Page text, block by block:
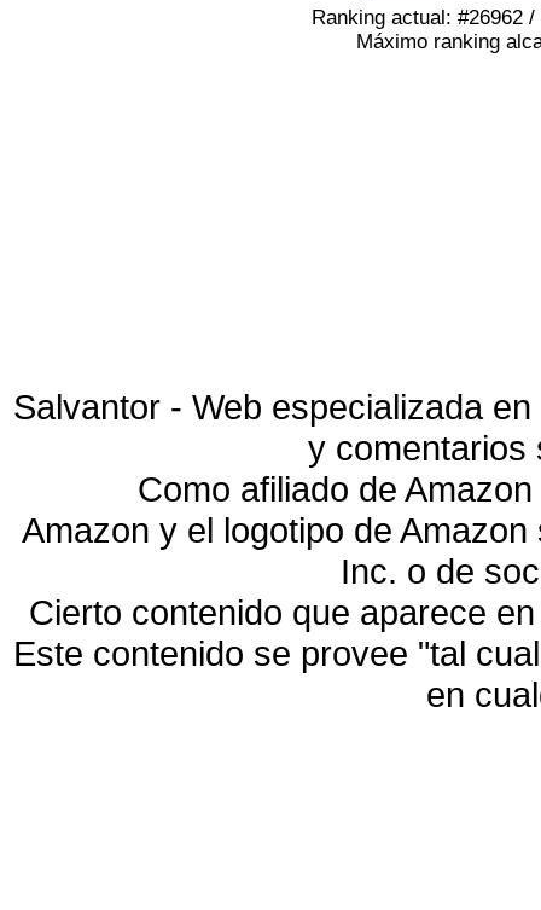
Ranking actual: #26962
Máximo ranking
Salvantor - Web especializada
y
Como afiliado de
Amazon y el logotipo de
Inc. o de
Cierto contenido que aparece
Este contenido se provee "tal
en